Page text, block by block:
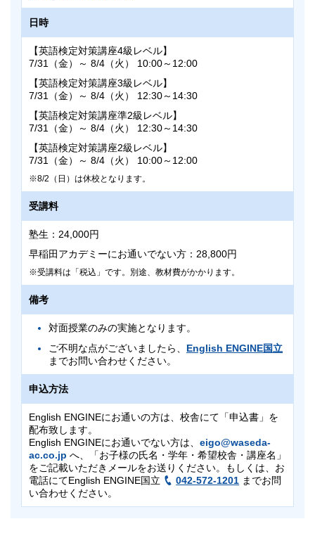
日時
【英語検定対策講座4級レベル】
7/31（金）～ 8/4（火） 10:00～12:00
【英語検定対策講座3級レベル】
7/31（金）～ 8/4（火） 12:30～14:30
【英語検定対策講座準2級レベル】
7/31（金）～ 8/4（火） 12:30～14:30
【英語検定対策講座2級レベル】
7/31（金）～ 8/4（火） 10:00～12:00
8/2（日）は休校となります。
受講料
塾生：24,000円
早稲田アカデミーにお通いでない方：28,800円
受講料は「税込」です。別途、教材費がかかります。
備考
対面授業のみの実施となります。
ご不明な点がございましたら、 English ENGINE国立
までお問い合わせください。
申込方法
English ENGINEにお通いの方は、校舎にて「申込書」を
配布致します。
English ENGINEにお通いでない方は、 eigo@waseda-
ac.co.jp へ、「お子様の氏名・学年・希望校舎・講座名」
をご記載いただきメールをお送りください。もしくは、お
電話にてEnglish ENGINE国立
042-572-1201 までお問
い合わせください。